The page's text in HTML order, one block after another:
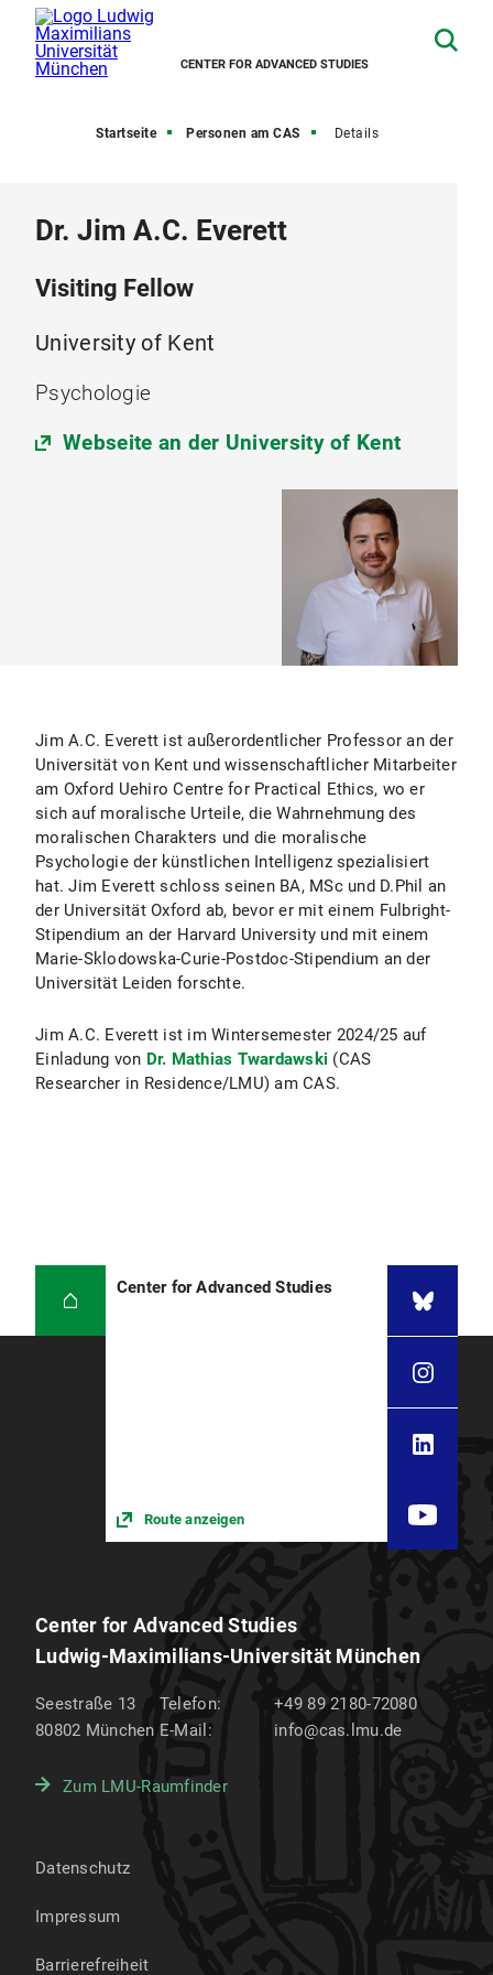
CENTER FOR ADVANCED STUDIES
Startseite Personen am CAS Details
Dr. Jim A.C. Everett
Visiting Fellow
University of Kent
Psychologie
Webseite an der University of Kent
Jim A.C. Everett ist außerordentlicher Professor an der
Universität von Kent und wissenschaftlicher Mitarbeiter
am Oxford Uehiro Centre for Practical Ethics, wo er
sich auf moralische Urteile, die Wahrnehmung des
moralischen Charakters und die moralische
Psychologie der künstlichen Intelligenz spezialisiert
hat. Jim Everett schloss seinen BA, MSc und D.Phil an
der Universität Oxford ab, bevor er mit einem Fulbright-
Stipendium an der Harvard University und mit einem
Marie-Sklodowska-Curie-Postdoc-Stipendium an der
Universität Leiden forschte.
Jim A.C. Everett ist im Wintersemester 2024/25 auf
Einladung von Dr. Mathias Twardawski (CAS
Researcher in Residence/LMU) am CAS.
Center for Advanced Studies
Route anzeigen
Center for Advanced Studies
Ludwig-Maximilians-Universität München
Seestraße 13
80802 München
Telefon:
+49 89 2180-72080
E-Mail:
info@cas.lmu.de
Zum LMU-Raumfinder
Datenschutz
Impressum
Barrierefreiheit